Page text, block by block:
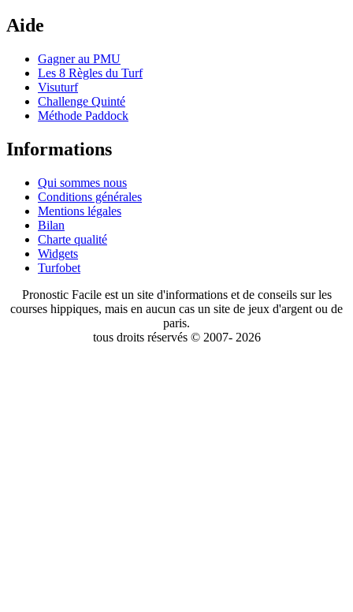
Aide
Gagner au PMU
Les 8 Règles du Turf
Visuturf
Challenge Quinté
Méthode Paddock
Informations
Qui sommes nous
Conditions générales
Mentions légales
Bilan
Charte qualité
Widgets
Turfobet
Pronostic Facile est un site d'informations et de conseils sur les
courses hippiques, mais en aucun cas un site de jeux d'argent ou de
paris.
tous droits réservés © 2007- 2026